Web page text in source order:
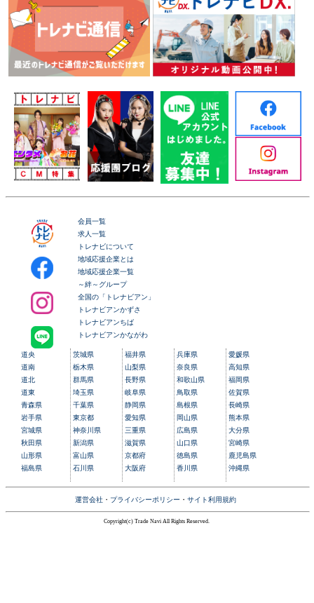
会員一覧
求人一覧
トレナビについて
地域応援企業とは
地域応援企業一覧
～絆～グループ
全国の「トレナビアン」
トレナビアンかずさ
トレナビアンちば
トレナビアンかながわ
道央
道南
道北
道東
青森県
岩手県
宮城県
秋田県
山形県
福島県
茨城県
栃木県
群馬県
埼玉県
千葉県
東京都
神奈川県
新潟県
富山県
石川県
福井県
山梨県
長野県
岐阜県
静岡県
愛知県
三重県
滋賀県
京都府
大阪府
兵庫県
奈良県
和歌山県
鳥取県
島根県
岡山県
広島県
山口県
徳島県
香川県
愛媛県
高知県
福岡県
佐賀県
長崎県
熊本県
大分県
宮崎県
鹿児島県
沖縄県
運営会社・ プライバシーポリシー ・ サイト利用規約
Copyright(c) Trade Navi All Rights Reserved.